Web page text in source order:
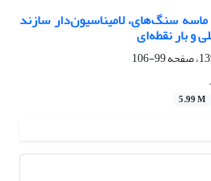
سنگ‌های، لا‌میناسیون‌دار سازند
و بار نقطه‌ای
99-106
5.99 M